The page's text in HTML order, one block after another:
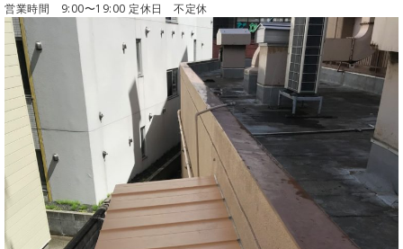
営業時間 9:00〜19:00 定休日 不定休